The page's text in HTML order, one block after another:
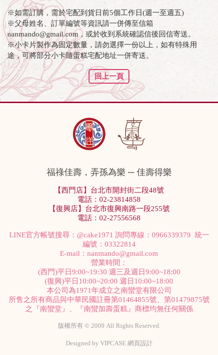
※如需訂購，需於宅配到貨日前5個工作日(週一至週五)
※父母姓名、訂單編號等資訊請一併傳至信箱
nanmando@gmail.com，或於收到系統確認信後回信寄送。
※小卡片製作為固定數量，請勿選擇一份以上，如有特殊用
途，可將部分小卡隨蛋糕宅配地址一併寄送。
回上一頁
福祿佳壽，弄孫為樂 ─ 佳壽得樂
【西門店】台北市開封街二段48號
電話：02-23814858
【復興店】台北市復興南路一段255號
電話：02-27556568
LINE官方帳號搜尋： @cake1971 詢問專線：0966339379 統一
編號：03322814
E-mail： nanmando@gmail.com
營業時間：
(西門)平日9:00~19:30 週三及週日9:00~18:00
(復興)平日10:00~20:00 週日10:00~18:00
本公司為1971年成立之南蠻堂有限公司
所售之所有商品與中華民國註冊第01464855號、第01479875號
之『南蠻堂』、『南蠻加壽蛋糕』商標均無任何關係
版權所有 © 2009 All Rights Reserved.
Designed by VIPCASE 網頁設計